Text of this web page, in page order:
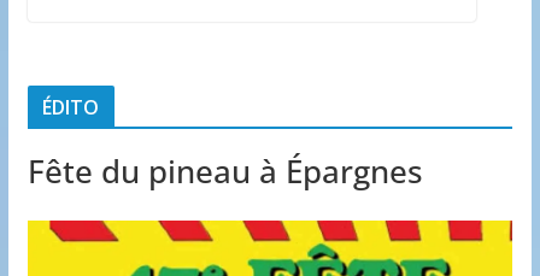
ÉDITO
Fête du pineau à Épargnes